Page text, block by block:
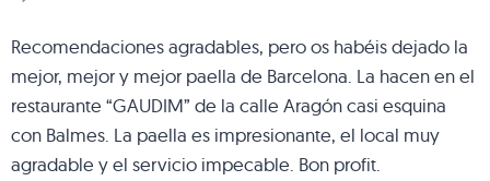
Recomendaciones agradables, pero os habéis dejado la
mejor, mejor y mejor paella de Barcelona. La hacen en el
restaurante “GAUDIM” de la calle Aragón casi esquina
con Balmes. La paella es impresionante, el local muy
agradable y el servicio impecable. Bon profit.